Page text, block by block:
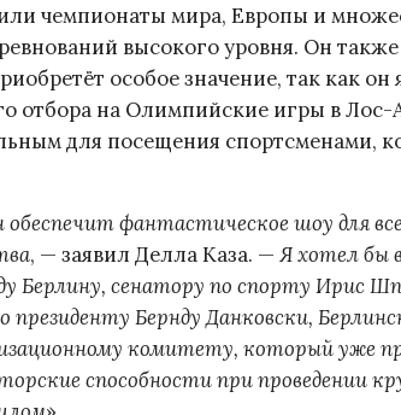
чемпионаты мира, Европы и
высокого уровня. Он
особое значение, так как он
отбора на Олимпийские игры в Лос-
для посещения спортсменами,
фантастическое шоу для
, — заявил Делла Каза. — Я хотел бы
Берлину, сенатору по спорту Ирис
президенту Бернду Данковски,
комитету, который уже
способности при проведении